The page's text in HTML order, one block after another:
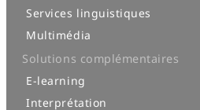
Services linguistiques
Multimédia
Solutions complémentaires
E-learning
Interprétation